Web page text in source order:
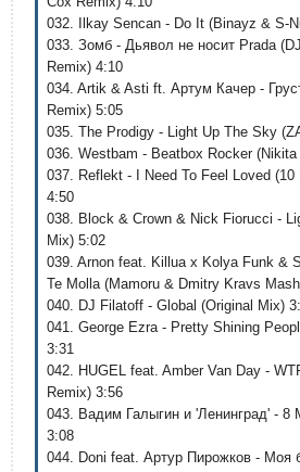
032. Ilkay Sencan - Do It (Binayz & S-
033. Зомб - Дьявол не носит Prada
Remix) 4:10
034. Artik & Asti ft. Артум Качер -
Remix) 5:05
035. The Prodigy - Light Up The Sky
036. Westbam - Beatbox Rocker
037. Reflekt - I Need To Feel Loved
4:50
038. Block & Crown & Nick Fiorucci -
Mix) 5:02
039. Arnon feat. Killua x Kolya Funk &
Te Molla (Mamoru & Dmitry Kravs
040. DJ Filatoff - Global (Original Mix)
041. George Ezra - Pretty Shining
3:31
042. HUGEL feat. Amber Van Day -
Remix) 3:56
043. Вадим Галыгин и 'Ленинград' - 8
3:08
044. Doni feat. Артур Пирожков - Моя